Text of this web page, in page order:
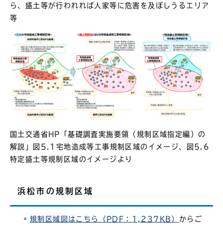
ら、盛土等が行われれば人家等に危害を及ぼしうるエリア
等
国土交通省HP「基礎調査実施要領（規制区域指定編）の
解説」図5.1宅地造成等工事規制区域のイメージ、図5.6
特定盛土等規制区域のイメージより
浜松市の規制区域
規制区域図はこちら（PDF：1,237KB） からご